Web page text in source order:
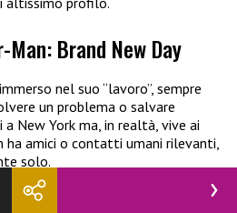
Brand New Day
immerso nel suo “lavoro”, sempre
un problema o salvare
New York ma, in realtà, vive ai
ha amici o contatti umani rilevanti,
solo.